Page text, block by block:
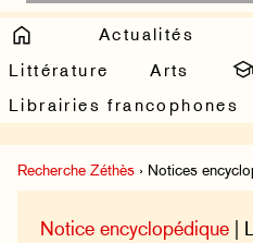
Actualités
Littérature
Arts
Librairies francophones
Recherche Zéthès › Notices
Notice encyclopédique |